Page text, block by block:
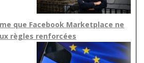
que Facebook Marketplace ne
règles renforcées